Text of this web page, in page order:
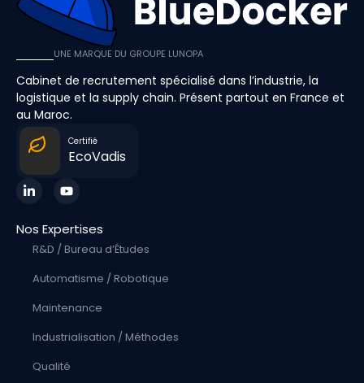
UNE MARQUE DU GROUPE LUNOPA
Cabinet de recrutement spécialisé dans l’industrie, la
logistique et la supply chain. Présent partout en France et
au Maroc.
Certifié
EcoVadis
Nos Expertises
R&D / Bureau d’Études
Automatisme / Robotique
Maintenance
Industrialisation / Méthodes
Qualité